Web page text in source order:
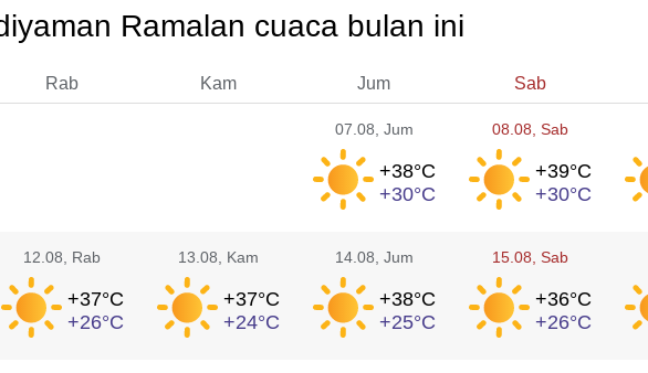
Ramalan cuaca bulan ini
Rab Kam Jum Sab
07.08 , Jum
+38°C
+30°C
08.08 , Sab
+39°C
+30°C
12.08 , Rab
+37°C
+26°C
13.08 , Kam
+37°C
+24°C
14.08 , Jum
+38°C
+25°C
15.08 , Sab
+36°C
+26°C